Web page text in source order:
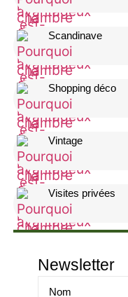
Scandinave
Shopping déco
Vintage
Visites privées
Newsletter